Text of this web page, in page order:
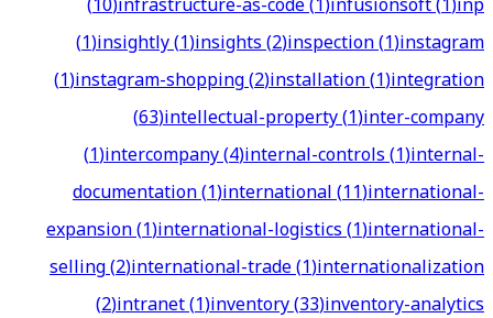
(1)insightly(1)insights(2)inspection(1)instagram
(1)instagram-shopping(2)installation(1)integration
(63)intellectual-property(1)inter-company
(1)intercompany(4)internal-controls(1)internal-
documentation(1)international(11)international-
expansion(1)international-logistics(1)international-
selling(2)international-trade(1)internationalization
(2)intranet(1)inventory(33)inventory-analytics